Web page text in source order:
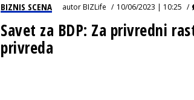
BIZNIS SCENA autorBIZLife 10/06/2023 | 10:25
Savet za BDP: Za privredni
privreda